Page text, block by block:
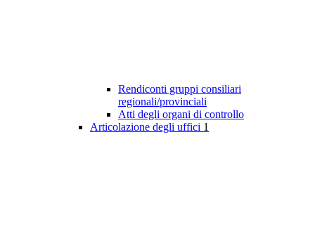
Rendiconti gruppi consiliari
regionali/provinciali
Atti degli organi di controllo
Articolazione degli uffici 1